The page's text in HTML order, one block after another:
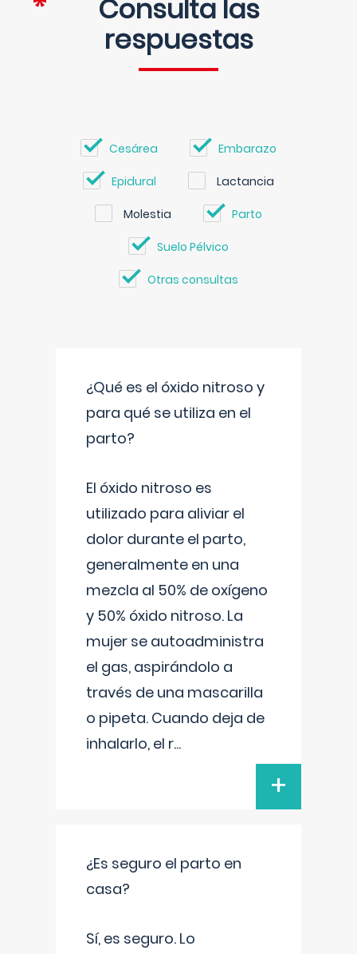
Consulta las
respuestas
Cesárea Embarazo
Epidural Lactancia
Molestia Parto
Suelo Pélvico
Otras consultas
¿Qué es el óxido nitroso y
para qué se utiliza en el
parto?
El óxido nitroso es
utilizado para aliviar el
dolor durante el parto,
generalmente en una
mezcla al 50% de oxígeno
y 50% óxido nitroso. La
mujer se autoadministra
el gas, aspirándolo a
través de una mascarilla
o pipeta. Cuando deja de
inhalarlo, el r...
+
¿Es seguro el parto en
casa?
Sí, es seguro. Lo